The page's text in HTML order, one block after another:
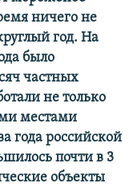
ничего не
год. На
было
частных
не только
местами
года российской
почти в 3
объекты